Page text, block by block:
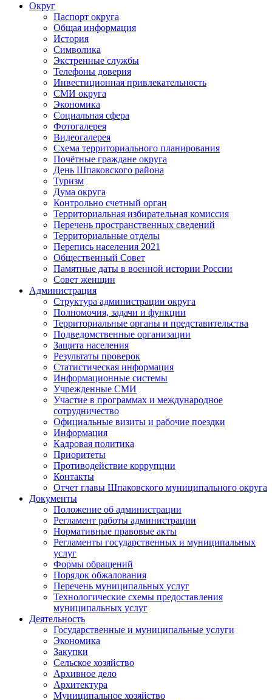
Округ
Паспорт округа
Общая информация
История
Символика
Экстренные службы
Телефоны доверия
Инвестиционная привлекательность
СМИ округа
Экономика
Социальная сфера
Фотогалерея
Видеогалерея
Схема территориального планирования
Почётные граждане округа
День Шпаковского района
Туризм
Дума округа
Контрольно счетный орган
Территориальная избирательная комиссия
Перечень пространственных сведений
Территориальные отделы
Перепись населения 2021
Общественный Совет
Памятные даты в военной истории России
Совет женщин
Администрация
Структура администрации округа
Полномочия, задачи и функции
Территориальные органы и представительства
Подведомственные организации
Защита населения
Результаты проверок
Статистическая информация
Информационные системы
Учрежденные СМИ
Участие в программах и международное
сотрудничество
Официальные визиты и рабочие поездки
Информация
Кадровая политика
Приоритеты
Противодействие коррупции
Контакты
Отчет главы Шпаковского муниципального округа
Документы
Положение об администрации
Регламент работы администрации
Нормативные правовые акты
Регламенты государственных и муниципальных
услуг
Формы обращений
Порядок обжалования
Перечень муниципальных услуг
Технологические схемы предоставления
муниципальных услуг
Деятельность
Государственные и муниципальные услуги
Экономика
Закупки
Сельское хозяйство
Архивное дело
Архитектура
Муниципальное хозяйство